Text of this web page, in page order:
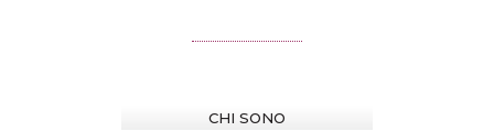
CHI SONO